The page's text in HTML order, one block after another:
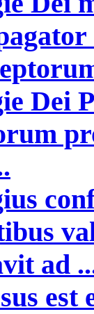
Dei
ad